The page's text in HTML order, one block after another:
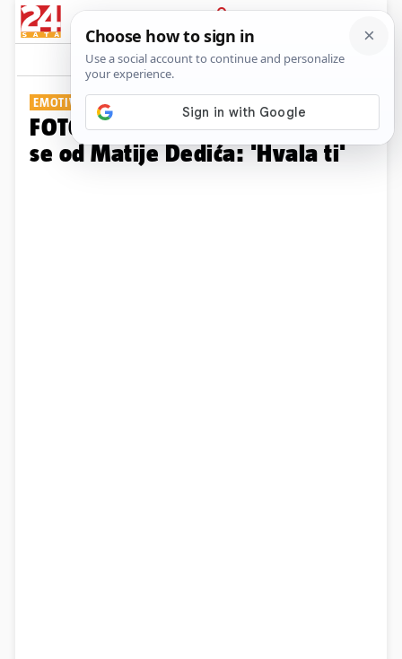
PRIJAVA
Galerija Komentari
EMOTIVNO U LISINSKOM
FOTO Gabi Novak i Lu oprostile
se od Matije Dedića: 'Hvala ti'